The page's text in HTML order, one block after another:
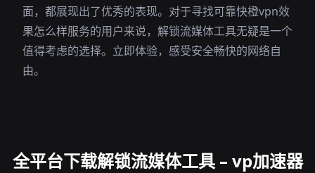
面，都展现出了优秀的表现。对于寻找可靠快橙vpn效
果怎么样服务的用户来说，解锁流媒体工具无疑是一个
值得考虑的选择。立即体验，感受安全畅快的网络自
由。
全平台下载解锁流媒体工具 – vp加速器